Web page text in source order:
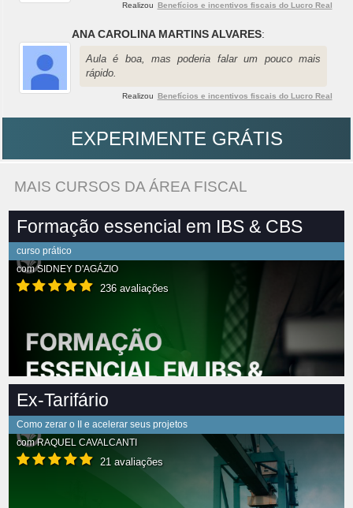
Realizou Benefícios e incentivos fiscais do Lucro Real
ANA CAROLINA MARTINS ALVARES:
Aula é boa, mas poderia falar um pouco mais
rápido.
Realizou Benefícios e incentivos fiscais do Lucro Real
EXPERIMENTE GRÁTIS
MAIS CURSOS DA ÁREA FISCAL
Formação essencial em IBS & CBS
curso prático
comSIDNEY D'AGÁZIO
236 avaliações
Ex-Tarifário
Como zerar o II e acelerar seus projetos
comRAQUEL CAVALCANTI
21 avaliações